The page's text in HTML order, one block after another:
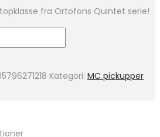
fra Ortofons Quintet serie!
Kategori: MC pickupper